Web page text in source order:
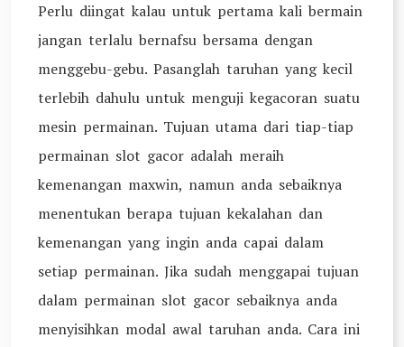
Perlu diingat kalau untuk pertama kali bermain
jangan terlalu bernafsu bersama dengan
menggebu-gebu. Pasanglah taruhan yang kecil
terlebih dahulu untuk menguji kegacoran suatu
mesin permainan. Tujuan utama dari tiap-tiap
permainan slot gacor adalah meraih
kemenangan maxwin, namun anda sebaiknya
menentukan berapa tujuan kekalahan dan
kemenangan yang ingin anda capai dalam
setiap permainan. Jika sudah menggapai tujuan
dalam permainan slot gacor sebaiknya anda
menyisihkan modal awal taruhan anda. Cara ini